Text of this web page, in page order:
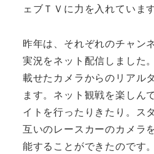
ェブＴＶに力を入れています
昨年は、それぞれのチャン
実況をネット配信しました
載せたカメラからのリアル
ます。ネット観戦を楽しん
イトを行ったりきたり。ス
互いのレースカーのカメラ
能することができたのです